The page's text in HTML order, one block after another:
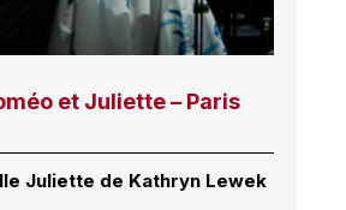
et Juliette – Paris
Juliette de Kathryn Lewek